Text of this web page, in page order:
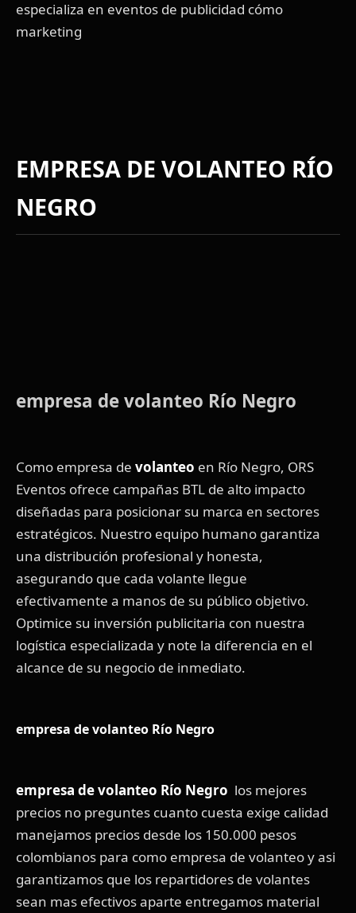
especializa en eventos de publicidad cómo
marketing
EMPRESA DE VOLANTEO RÍO
NEGRO
empresa de volanteo Río Negro
Como empresa de volanteo en Río Negro, ORS
Eventos ofrece campañas BTL de alto impacto
diseñadas para posicionar su marca en sectores
estratégicos. Nuestro equipo humano garantiza
una distribución profesional y honesta,
asegurando que cada volante llegue
efectivamente a manos de su público objetivo.
Optimice su inversión publicitaria con nuestra
logística especializada y note la diferencia en el
alcance de su negocio de inmediato.
empresa de volanteo Río Negro
empresa de volanteo Río Negro los mejores
precios no preguntes cuanto cuesta exige calidad
manejamos precios desde los 150.000 pesos
colombianos para como empresa de volanteo y asi
garantizamos que los repartidores de volantes
sean mas efectivos aparte entregamos material